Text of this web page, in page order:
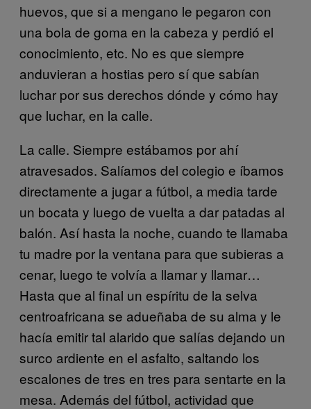
huevos, que si a mengano le pegaron con
una bola de goma en la cabeza y perdió el
conocimiento, etc. No es que siempre
anduvieran a hostias pero sí que sabían
luchar por sus derechos dónde y cómo hay
que luchar, en la calle.
La calle. Siempre estábamos por ahí
atravesados. Salíamos del colegio e íbamos
directamente a jugar a fútbol, a media tarde
un bocata y luego de vuelta a dar patadas al
balón. Así hasta la noche, cuando te llamaba
tu madre por la ventana para que subieras a
cenar, luego te volvía a llamar y llamar…
Hasta que al final un espíritu de la selva
centroafricana se adueñaba de su alma y le
hacía emitir tal alarido que salías dejando un
surco ardiente en el asfalto, saltando los
escalones de tres en tres para sentarte en la
mesa. Además del fútbol, actividad que